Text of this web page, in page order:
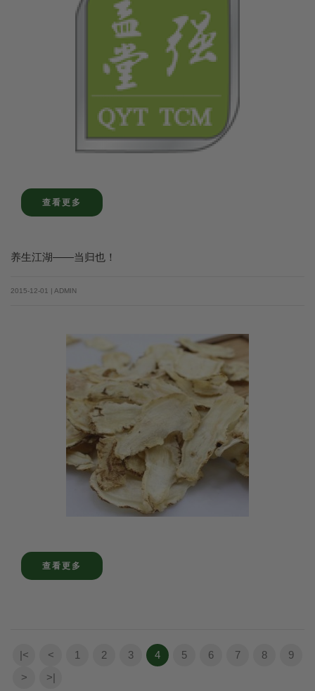
查看更多
养生江湖——当归也！
2015-12-01 | ADMIN
查看更多
|< < 1 2 3 4 5 6 7 8
9
>
>|